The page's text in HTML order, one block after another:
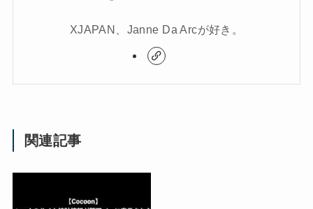
XJAPAN、Janne Da Arcが好き。
関連記事